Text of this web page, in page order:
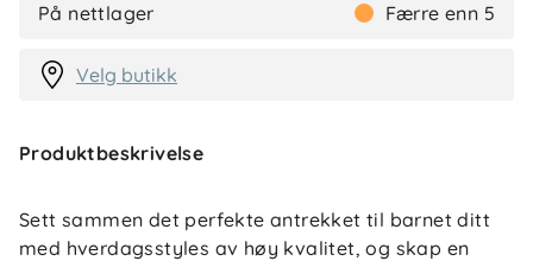
På nettlager Færre enn 5
Velg butikk
Produktbeskrivelse
Sett sammen det perfekte antrekket til barnet ditt
med hverdagsstyles av høy kvalitet, og skap en